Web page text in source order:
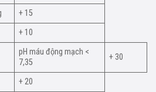
+ 15
+ 10
pH máu động mạch <
7,35
+ 30
+ 20